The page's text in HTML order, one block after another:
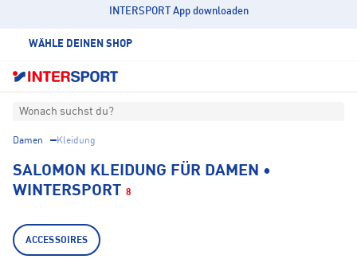
INTERSPORT App downloaden
WÄHLE DEINEN SHOP
Wonach suchst du?
Damen Kleidung
SALOMON KLEIDUNG FÜR DAMEN •
WINTERSPORT
8
ACCESSOIRES